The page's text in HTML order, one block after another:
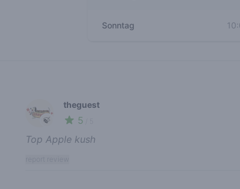
Sonntag
🍃
theguest
5
Top Apple kush